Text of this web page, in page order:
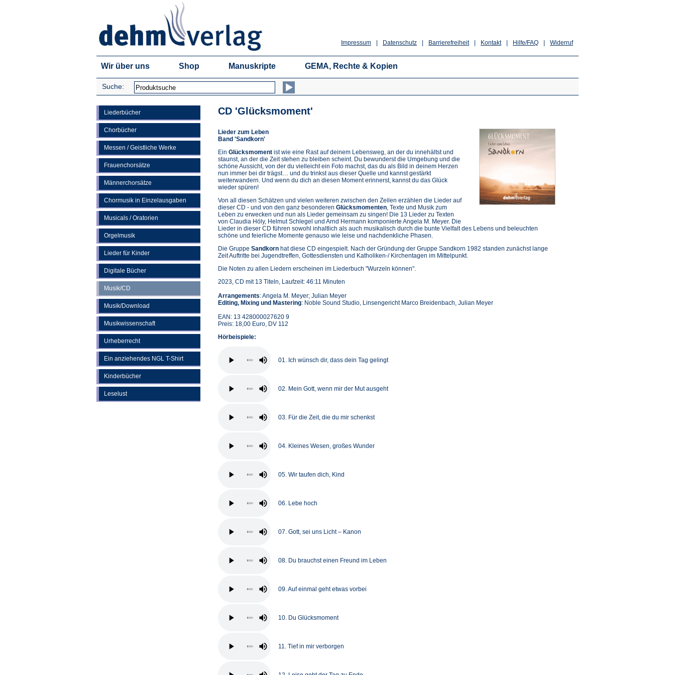
Widerruf
Hilfe/FAQ
Kontakt
Barrierefreiheit
Datenschutz
Impressum
Wir über uns Shop Manuskripte GEMA, Rechte & Kopien
Suche:
Liederbücher
Chorbücher
Messen / Geistliche Werke
Frauenchorsätze
Männerchorsätze
Chormusik in Einzelausgaben
Musicals / Oratorien
Orgelmusik
Lieder für Kinder
Digitale Bücher
Musik/CD
Musik/Download
Musikwissenschaft
Urheberrecht
Ein anziehendes NGL T-Shirt
Kinderbücher
Leselust
CD 'Glücksmoment'
Lieder zum Leben
Band 'Sandkorn'
Ein Glücksmoment ist wie eine Rast auf deinem Lebensweg, an der du innehältst und
staunst, an der die Zeit stehen zu bleiben scheint. Du bewunderst die Umgebung und die
schöne Aussicht, von der du vielleicht ein Foto machst, das du als Bild in deinem Herzen
nun immer bei dir trägst… und du trinkst aus dieser Quelle und kannst gestärkt
weiterwandern. Und wenn du dich an diesen Moment erinnerst, kannst du das Glück
wieder spüren!
Von all diesen Schätzen und vielen weiteren zwischen den Zeilen erzählen die Lieder auf
dieser CD - und von den ganz besonderen Glücksmomenten, Texte und Musik zum
Leben zu erwecken und nun als Lieder gemeinsam zu singen! Die 13 Lieder zu Texten
von Claudia Höly, Helmut Schlegel und Arnd Hermann komponierte Angela M. Meyer. Die
Lieder in dieser CD führen sowohl inhaltlich als auch musikalisch durch die bunte Vielfalt des Lebens und beleuchten
schöne und feierliche Momente genauso wie leise und nachdenkliche Phasen.
Die Gruppe Sandkorn hat diese CD eingespielt. Nach der Gründung der Gruppe Sandkorn 1982 standen zunächst lange
Zeit Auftritte bei Jugendtreffen, Gottesdiensten und Katholiken-/ Kirchentagen im Mittelpunkt.
Die Noten zu allen Liedern erscheinen im Liederbuch "Wurzeln können".
2023, CD mit 13 Titeln, Laufzeit: 46:11 Minuten
Arrangements: Angela M. Meyer; Julian Meyer
Editing, Mixing und Mastering: Noble Sound Studio, Linsengericht Marco Breidenbach, Julian Meyer
EAN: 13 428000027620 9
Preis: 18,00 Euro, DV 112
Hörbeispiele:
01. Ich wünsch dir, dass dein Tag gelingt
02. Mein Gott, wenn mir der Mut ausgeht
03. Für die Zeit, die du mir schenkst
04. Kleines Wesen, großes Wunder
05. Wir taufen dich, Kind
06. Lebe hoch
07. Gott, sei uns Licht – Kanon
08. Du brauchst einen Freund im Leben
09. Auf einmal geht etwas vorbei
10. Du Glücksmoment
11. Tief in mir verborgen